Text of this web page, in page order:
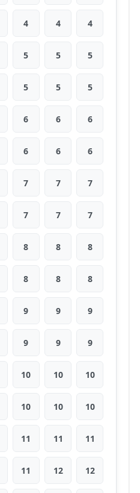
4 4 4
5 5 5
5 5 5
6 6 6
6 6 6
7 7 7
7 7 7
8 8 8
8 8 8
9 9 9
9 9 9
10 10 10
10 10 10
11 11 11
11 12 12